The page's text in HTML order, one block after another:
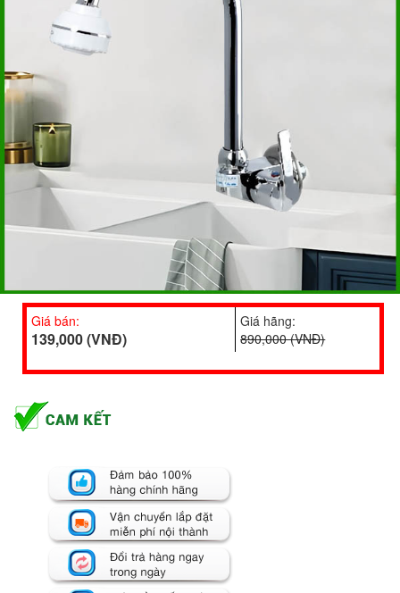
Giá bán:
139,000 (VNĐ)
Giá hãng:
890,000 (VNĐ)